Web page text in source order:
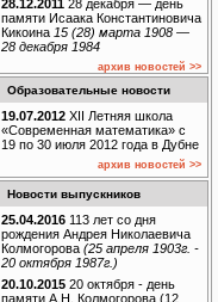
28.12.2011 28 декабря — день
памяти Исаака Константиновича
Кикоина 15 (28) марта 1908 —
28 декабря 1984
архив новостей >>
Образовательные новости
19.07.2012 XII Летняя школа
«Современная математика» с
19 по 30 июля 2012 года в Дубне
архив новостей >>
Новости выпускников
25.04.2016 113 лет со дня
рождения Андрея Николаевича
Колмогорова (25 апреля 1903г. -
20 октября 1987г.)
20.10.2015 20 октября - день
памяти А.Н. Колмогорова (12